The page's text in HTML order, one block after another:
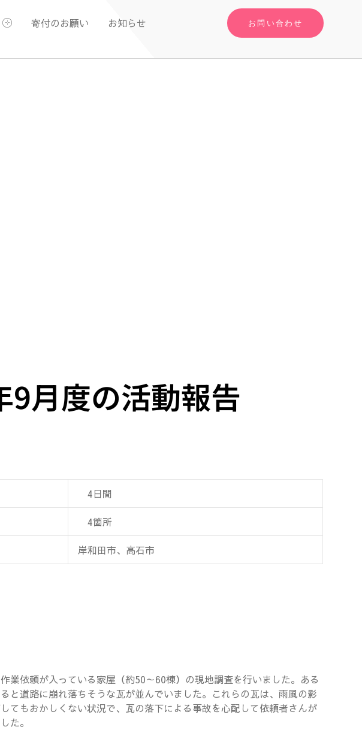
寄付のお願い お知らせ お問い合わせ
9月度の活動報告
4日間
4箇所
岸和田市、高石市
業依頼が入っている家屋（約50～60棟）の現地調査を行いました。ある
と道路に崩れ落ちそうな瓦が並んでいました。これらの瓦は、雨風の影
てもおかしくない状況で、瓦の落下による事故を心配して依頼者さんが
た。